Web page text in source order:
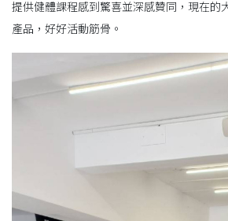
提供健體課程感到驚喜並深感贊同，現在的
產品，好好活動筋骨。